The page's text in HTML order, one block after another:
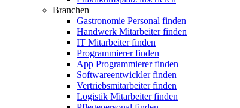
Branchen
Gastronomie Personal finden
Handwerk Mitarbeiter finden
IT Mitarbeiter finden
Programmierer finden
App Programmierer finden
Softwareentwickler finden
Vertriebsmitarbeiter finden
Logistik Mitarbeiter finden